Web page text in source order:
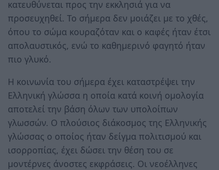
κατευθύνεται προς την εκκλησιά για να
προσευχηθεί. Το σήμερα δεν μοιάζει με το χθές,
όπου το σώμα κουραζόταν και ο καφές ήταν έτσι
απολαυστικός, ενώ το καθημερινό φαγητό ήταν
πιο γλυκό.
Η κοινωνία του σήμερα έχει καταστρέψει την
Ελληνική γλώσσα η οποία κατά κοινή ομολογία
αποτελεί την βάση όλων των υπολοίπων
γλωσσών. Ο πλούσιος διάκοσμος της Ελληνικής
γλώσσας ο οποίος ήταν δείγμα πολιτισμού και
ισορροπίας, έχει δώσει την θέση του σε
μοντέρνες άνοστες εκφράσεις. Οι νεοέλληνες